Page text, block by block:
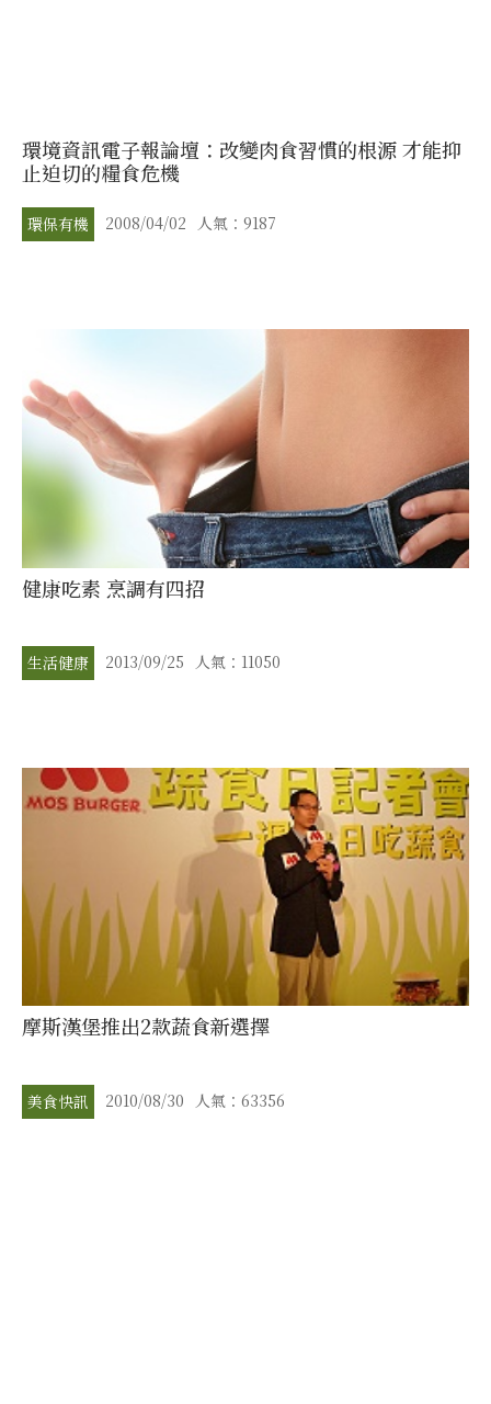
環境資訊電子報論壇：改變肉食習慣的根源 才能抑
止迫切的糧食危機
環保有機 2008/04/02 人氣：9187
健康吃素 烹調有四招
生活健康 2013/09/25 人氣：11050
摩斯漢堡推出2款蔬食新選擇
美食快訊 2010/08/30 人氣：63356